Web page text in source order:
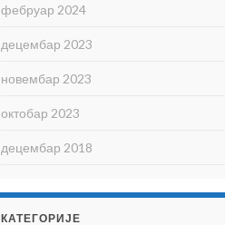
фебруар 2024
децембар 2023
новембар 2023
октобар 2023
децембар 2018
КАТЕГОРИЈЕ